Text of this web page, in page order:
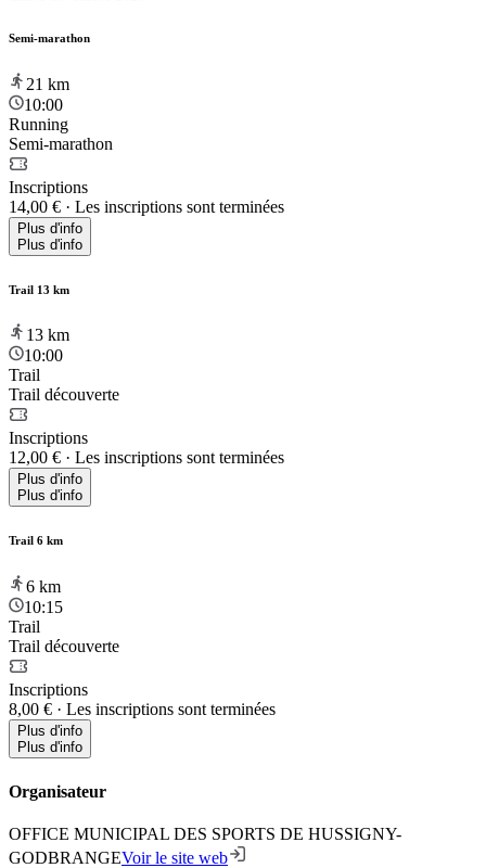
Semi-marathon
21 km
10:00
Running
Semi-marathon
Inscriptions
14,00 € · Les inscriptions sont terminées
Plus d'info
Plus d'info
Trail 13 km
13 km
10:00
Trail
Trail découverte
Inscriptions
12,00 € · Les inscriptions sont terminées
Plus d'info
Plus d'info
Trail 6 km
6 km
10:15
Trail
Trail découverte
Inscriptions
8,00 € · Les inscriptions sont terminées
Plus d'info
Plus d'info
Organisateur
OFFICE MUNICIPAL DES SPORTS DE HUSSIGNY-
GODBRANGEVoir le site web